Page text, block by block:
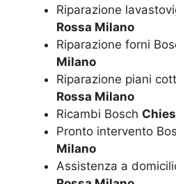
Riparazione
Rossa Milano
Riparazione forni
Milano
Riparazione piani
Rossa Milano
Ricambi Bosch
Pronto intervento
Milano
Assistenza a